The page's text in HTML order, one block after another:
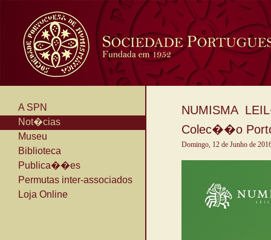
A SPN
Not�cias
Museu
Biblioteca
Publica��es
Permutas inter-associados
Loja Online
NUMISMA
Colec��o
Domingo, 12 de Junho de